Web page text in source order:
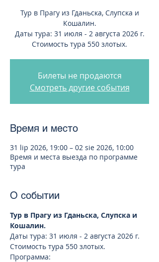
Тур в Прагу из Гданьска, Слупска и
Кошалин.
Даты тура: 31 июля - 2 августа 2026 г.
Стоимость тура 550 злотых.
Билеты не продаются
Смотреть другие события
Время и место
31 lip 2026, 19:00 – 02 sie 2026, 10:00
Время и места выезда по программе
тура
О событии
Тур в Прагу из Гданьска, Слупска и
Кошалин.
Даты тура: 31 июля - 2 августа 2026 г.
Стоимость тура 550 злотых.
Программа: